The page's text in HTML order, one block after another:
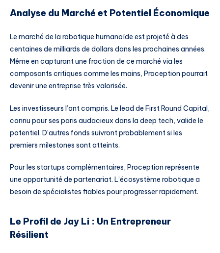
Analyse du Marché et Potentiel Économique
Le marché de la robotique humanoïde est projeté à des
centaines de milliards de dollars dans les prochaines années.
Même en capturant une fraction de ce marché via les
composants critiques comme les mains, Proception pourrait
devenir une entreprise très valorisée.
Les investisseurs l’ont compris. Le lead de First Round Capital,
connu pour ses paris audacieux dans la deep tech, valide le
potentiel. D’autres fonds suivront probablement si les
premiers milestones sont atteints.
Pour les startups complémentaires, Proception représente
une opportunité de partenariat. L’écosystème robotique a
besoin de spécialistes fiables pour progresser rapidement.
Le Profil de Jay Li : Un Entrepreneur
Résilient